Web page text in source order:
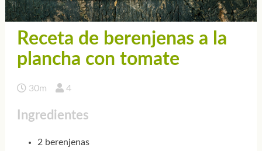
Receta de berenjenas a la
plancha con tomate
30m 4
Ingredientes
2 berenjenas